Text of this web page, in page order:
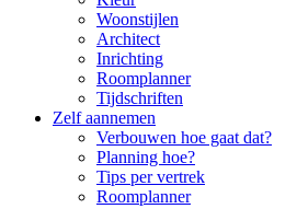
Woonstijlen
Architect
Inrichting
Roomplanner
Tijdschriften
Zelf aannemen
Verbouwen hoe gaat dat?
Planning hoe?
Tips per vertrek
Roomplanner